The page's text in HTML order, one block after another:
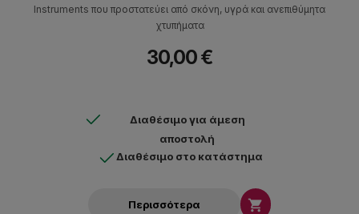
Instruments που προστατεύει από σκόνη, υγρά και ανεπιθύμητα
χτυπήματα
30,00 €
Διαθέσιμο για άμεση
αποστολή
Διαθέσιμο στο κατάστημα
Περισσότερα 